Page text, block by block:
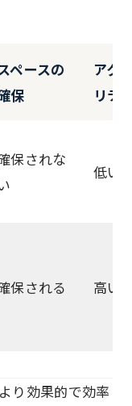
ペースの
保
アク
リテ
保されな
低い
保される 高い
り効果的で効率